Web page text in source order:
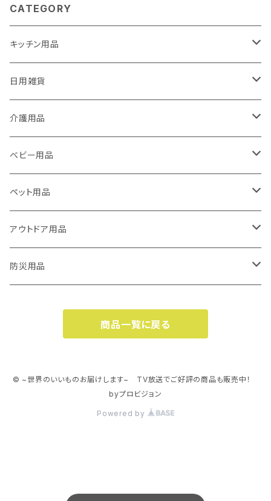
CATEGORY
キッチン用品
包丁ナイフなどの刃物専用研ぎ器 ソリングミニDuo
万能研ぎ器ソリング
ソリング＆ムッキーナセット
ソリング＆オープナーセット
ピーラー
ムッキーナ
多機能オープナー
6in1マルチオープナー
イージーウォッシュセーフ ロール
キッチンバサミ
ハンディー真空器
日用雑貨
エチケットカッター
エチケットカッター
エチケットカッターⅡ
滑り止めマット
ここセーフ
フンバレルーナ
リフレッシュ・癒し
グリゴランプ
リネックス2
ハンディーシーラー
旅行用品
パーフェクトハンガー
多機能オープナー
介護用品
歩行杖
滑り止めマット
フンバレルーナ
多機能オープナー
イージーPON
ベビー用品
滑り止めマット・おむつ替えマット
フンバレルーナ
産毛お手入れ
エチケットカッターⅡ
ペット用品
爪切り
ルカット【LOOKUT】
多機能オープナー
エチケットカッター
ペット用マット
ここセーフ
アウトドア用品
マルチオープナー
ファイヤーパック（ボックス）
洗剤付キッチンペーパー
サイズが変わるフードコンテナ
防災用品
マルチオープナー
イージーPON
商品一覧に戻る
© ~世界のいいものお届けします~ TV放送でご好評の商品も販売中！
byプロビジョン
Powered by